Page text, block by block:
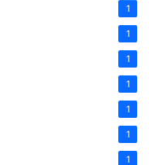
1
1
1
1
1
1
1